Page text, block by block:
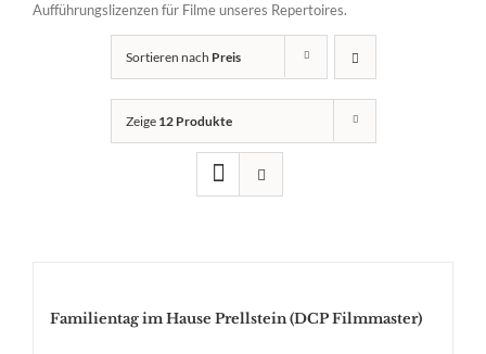
Aufführungslizenzen für Filme unseres Repertoires.
Sortieren nach Preis
Zeige 12 Produkte
Familientag im Hause Prellstein (DCP Filmmaster)